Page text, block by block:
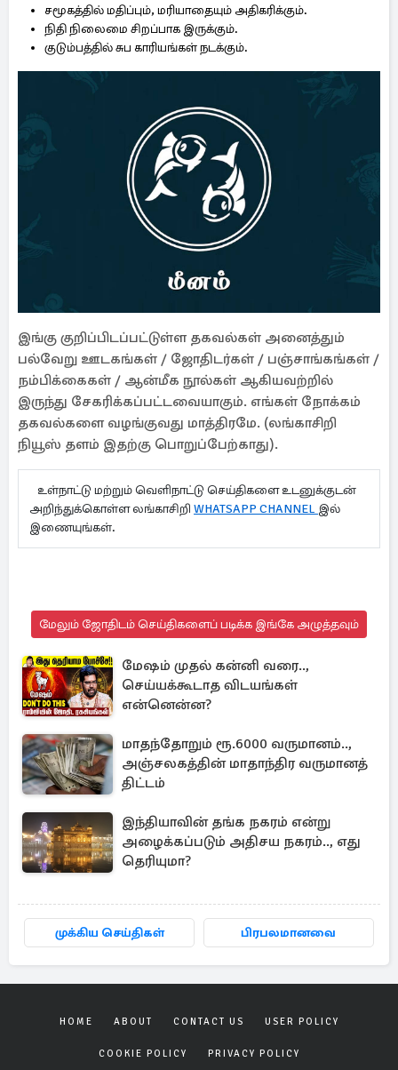
சமூகத்தில் மதிப்பும், மரியாதையும் அதிகரிக்கும்.
நிதி நிலைமை சிறப்பாக இருக்கும்.
குடும்பத்தில் சுப காரியங்கள் நடக்கும்.
இங்கு குறிப்பிடப்பட்டுள்ள தகவல்கள் அனைத்தும்
பல்வேறு ஊடகங்கள் / ஜோதிடர்கள் / பஞ்சாங்கங்கள் /
நம்பிக்கைகள் / ஆன்மீக நூல்கள் ஆகியவற்றில்
இருந்து சேகரிக்கப்பட்டவையாகும். எங்கள் நோக்கம்
தகவல்களை வழங்குவது மாத்திரமே. (லங்காசிறி
நியூஸ் தளம் இதற்கு பொறுப்பேற்காது).
உள்நாட்டு மற்றும் வெளிநாட்டு செய்திகளை உடனுக்குடன்
அறிந்துக்கொள்ள லங்காசிறி WHATSAPP CHANNEL இல்
இணையுங்கள்.
மேலும் ஜோதிடம் செய்திகளைப் படிக்க இங்கே அழுத்தவும்
மேஷம் முதல் கன்னி வரை..,
செய்யக்கூடாத விடயங்கள்
என்னென்ன?
மாதந்தோறும் ரூ.6000 வருமானம்..,
அஞ்சலகத்தின் மாதாந்திர வருமானத்
திட்டம்
இந்தியாவின் தங்க நகரம் என்று
அழைக்கப்படும் அதிசய நகரம்.., எது
தெரியுமா?
முக்கிய செய்திகள் பிரபலமானவை
HOME ABOUT CONTACT US USER POLICY
COOKIE POLICY PRIVACY POLICY